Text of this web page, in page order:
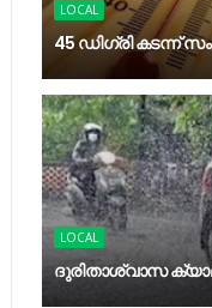
LOCAL
45 ഡിഗ്രി കടന്ന്
LOCAL
ദുരിതാശ്വാസ